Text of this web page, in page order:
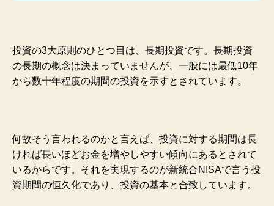
投資の3大原則のひとつ目は、長期投資です。長期投資
の長期の概念は決まっていませんが、一般には最低10年
から数十年程度の期間の投資を示すとされています。
何故そう言われるのかと言えば、投資に対する期間は長
ければ長いほどお金を増やしやすい傾向にあるとされて
いるからです。それを実現するのが新統合NISAで言う投
資期間の恒久化であり、投資の基本と合致しています。